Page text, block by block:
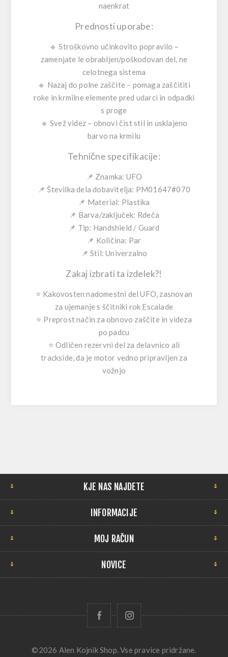
naenkrat
Prednosti uporabe:
🔹Stroškovno učinkovito popravilo –
zamenjate le obrabljen/poškodovan del, ne
celotnega sistema
🔹 Nazaj do polne zaščite – pomaga zaščititi
roke in krmilne elemente pred udarci in odpadki
s proge
🔹 Svež videz – obnovi čist stil in usklajeno
barvo na krmilu
Tehnične specifikacije:
📌 Znamka: UFO
📌Številka dela dobavitelja: PM01647#070
📌 Material: Plastika
📌 Barva/zaključek: Rdeča
📌 Tip: Handshield / Guard
📌 Količina: Par
📌 Stil: Univerzalno
Zakaj izbrati ta izdelek?!
⭐ Kakovosten nadomestni del UFO, zasnovan
za ujemanje s ščitniki rok Escalade
⭐ Preprost način za obnovo zaščite in videza
po padcu
⭐ Odličen rezervni del za delavnico ali
trackside, da je motor vedno pripravljen za
vožnjo
KJE NAS NAJDETE
INFORMACIJE
MOJ RAČUN
NOVICE
©2026 Alen Kojnik Shop. Vse pravice pridržane.